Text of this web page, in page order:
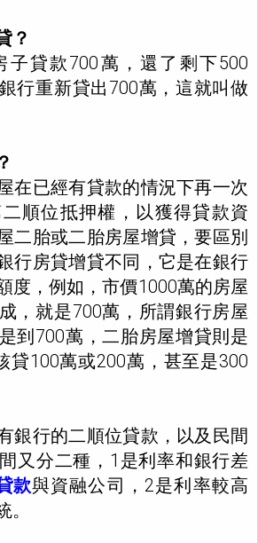
？
子貸款700萬，還了剩下500
行重新貸出700萬，這就叫做
在已經有貸款的情況下再一次
順位抵押權，以獲得貸款資
二胎或二胎房屋增貸，要區別
行房貸增貸不同，它是在銀行
度，例如，市價1000萬的房屋
，就是700萬，所謂銀行房屋
到700萬，二胎房屋增貸則是
貸100萬或200萬，甚至是300
銀行的二順位貸款，以及民間
又分二種，1是利率和銀行差
款與資融公司，2是利率較高